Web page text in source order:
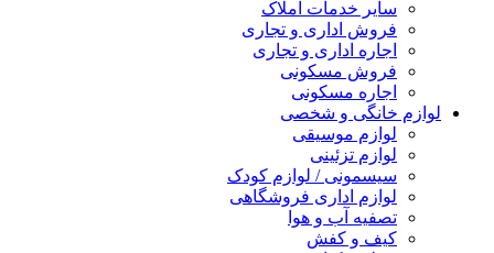
سایر خدمات املاک
فروش اداری و تجاری
اجاره اداری و تجاری
فروش مسکونی
اجاره مسکونی
لوازم خانگی و شخصی
لوازم موسیقی
لوازم تزئینی
سیسمونی / لوازم کودک
لوازم اداری فروشگاهی
تصفیه آب و هوا
کیف و کفش